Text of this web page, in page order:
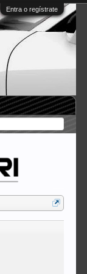
Entra o regístrate